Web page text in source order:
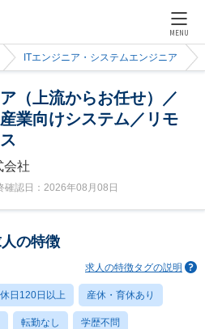
MENU
ITエンジニア・システムエンジニア
（上流からお任せ）／
業向けシステム／リモ
会社
認日：2026年08月08日
の特徴
求人の特徴タグの説明
休日120日以上 産休・育休あり
転勤なし 学歴不問